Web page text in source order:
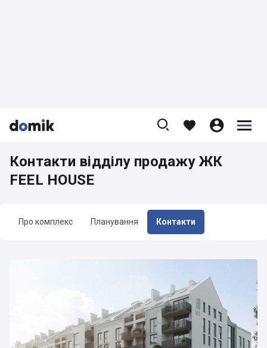


    


Про комплекс Планування Контакти
Контакти відділу продажу ЖК
FEEL HOUSE